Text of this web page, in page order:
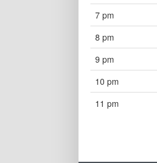
7 pm
8 pm
9 pm
10 pm
11 pm